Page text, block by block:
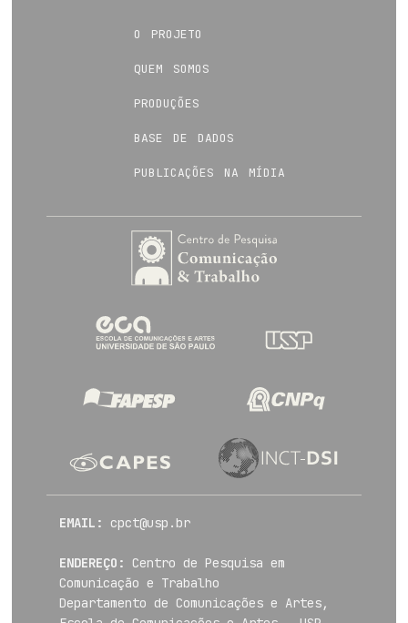
o projeto
quem somos
produções
base de dados
publicações na mídia
EMAIL: cpct@usp.br
ENDEREÇO:
Centro de Pesquisa em
Comunicação e Trabalho
Departamento de Comunicações e Artes,